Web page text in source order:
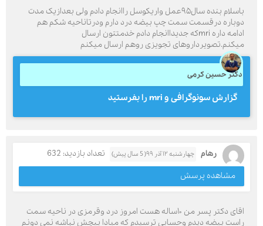
باسلام بنده سال۹۵عمل واریکوسل راانجام دادم ولی بعدازیک مدت
دوباره درقسمت سمت چپ بیضه درد دارم ودرتاناحیه شکم هم
ادامه داره mriکه جدیداانجام دادم خدمتتون ارسال
میکنم.تصویرداروهای تجویزی روهم ارسال میکنم
دکتر حسین کرمی
گزارش سونوگرافی و mri را بفرستید
رهام چهارشنبه ۱۲ آذر ۹۹( 5 سال پیش)
تعداد بازدید: 632
مشاهده پرسش
اقای دکتر پسر من ۱۰ساله هست امروز درد وقرمزی در ناحیه سمت
راست بیضه دیدم وحسابی ترسیدم که مبادا پیچش نباشه نمی دونم